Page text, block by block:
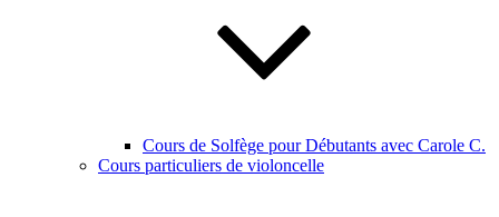
Cours de Solfège pour Débutants avec Carole C.
Cours particuliers de violoncelle